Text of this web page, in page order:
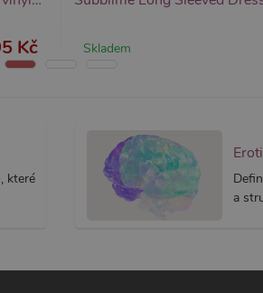
Kč Skladem
které
a